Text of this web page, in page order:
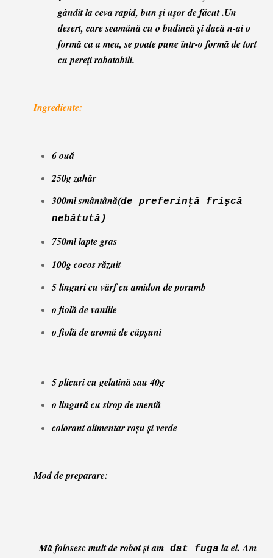
gândit la ceva rapid, bunşi uşor de făcut.Un
desert, care seamănă cu o budincăşi dacă n-ai o
formă ca a mea, se poate pune într-o formă de tort
cu pereţi rabatabili.
Ingrediente:
6 ouă
250g zahăr
300ml smântână(de preferinţă frişcă
nebătută)
750ml lapte gras
100g cocos răzuit
5 linguri cu vârf cu amidon de porumb
o fiolă de vanilie
o fiolă de aromă de căpșuni
5 plicuri cu gelatină sau 40g
o lingură cu sirop de mentă
colorant alimentar roşu şi verde
Mod de preparare:
Mă folosesc mult de robot şi amdat fuga lael. Am